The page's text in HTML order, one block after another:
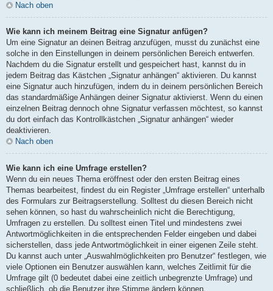
Nach oben
Wie kann ich meinem Beitrag eine Signatur anfügen?
Um eine Signatur an deinen Beitrag anzufügen, musst du zunächst eine
solche in den Einstellungen in deinem persönlichen Bereich entwerfen.
Nachdem du die Signatur erstellt und gespeichert hast, kannst du in
jedem Beitrag das Kästchen „Signatur anhängen“ aktivieren. Du kannst
eine Signatur auch hinzufügen, indem du in deinem persönlichen Bereich
das standardmäßige Anhängen deiner Signatur aktivierst. Wenn du einen
einzelnen Beitrag dennoch ohne Signatur verfassen möchtest, so kannst
du dort einfach das Kontrollkästchen „Signatur anhängen“ wieder
deaktivieren.
Nach oben
Wie kann ich eine Umfrage erstellen?
Wenn du ein neues Thema eröffnest oder den ersten Beitrag eines
Themas bearbeitest, findest du ein Register „Umfrage erstellen“ unterhalb
des Formulars zur Beitragserstellung. Solltest du diesen Bereich nicht
sehen können, so hast du wahrscheinlich nicht die Berechtigung,
Umfragen zu erstellen. Du solltest einen Titel und mindestens zwei
Antwortmöglichkeiten in die entsprechenden Felder eingeben und dabei
sicherstellen, dass jede Antwortmöglichkeit in einer eigenen Zeile steht.
Du kannst auch unter „Auswahlmöglichkeiten pro Benutzer“ festlegen, wie
viele Optionen ein Benutzer auswählen kann, welches Zeitlimit für die
Umfrage gilt (0 bedeutet dabei eine zeitlich unbegrenzte Umfrage) und
schließlich, ob die Benutzer ihre Stimme ändern können.